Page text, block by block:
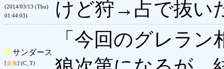
(2014/03/13 (Thu)
01:44:03)
けど狩→占で抜い
◆サンダース
[金鬼] (C_T)
「今回のグレラ